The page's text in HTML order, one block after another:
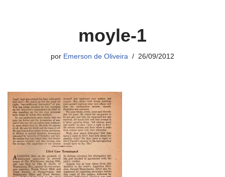
moyle-1
por Emerson de Oliveira 26/09/2012